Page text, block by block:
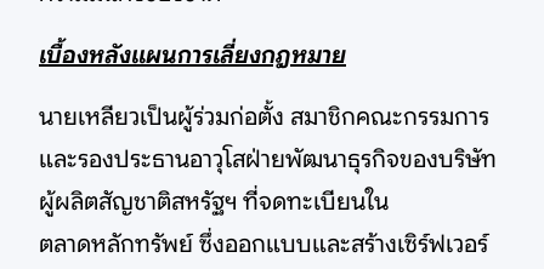
เบื้องหลังแผนการเลี่ยงกฎหมาย
นายเหลียวเป็นผู้ร่วมก่อตั้ง สมาชิกคณะกรรมการ
และรองประธานอาวุโสฝ่ายพัฒนาธุรกิจของบริษัท
ผู้ผลิตสัญชาติสหรัฐฯ ที่จดทะเบียนใน
ตลาดหลักทรัพย์ ซึ่งออกแบบและสร้างเซิร์ฟเวอร์